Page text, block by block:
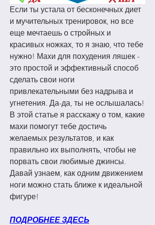
Если ты устала от бесконечных диет
и мучительных тренировок, но все
еще мечтаешь о стройных и
красивых ножках, то я знаю, что тебе
нужно! Махи для похудения ляшек -
это простой и эффективный способ
сделать свои ноги
привлекательными без надрыва и
угнетения. Да-да, ты не ослышалась!
В этой статье я расскажу о том, какие
махи помогут тебе достичь
желаемых результатов, и как
правильно их выполнять, чтобы не
порвать свои любимые джинсы.
Давай узнаем, как одним движением
ноги можно стать ближе к идеальной
фигуре!
ПОДРОБНЕЕ ЗДЕСЬ